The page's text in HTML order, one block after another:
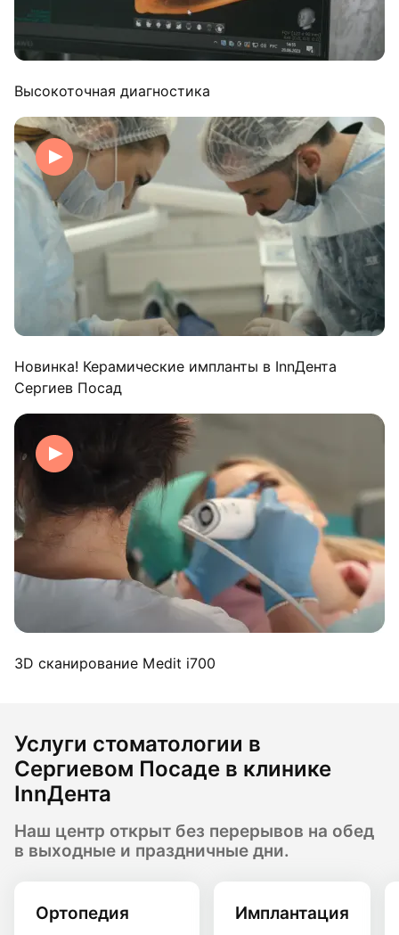
Высокоточная диагностика
Новинка! Керамические импланты в InnДента
Сергиев Посад
3D сканирование Medit i700
Услуги стоматологии в
Сергиевом Посаде в клинике
InnДента
Наш центр открыт без перерывов на обед
в выходные и праздничные дни.
Ортопедия Имплантация